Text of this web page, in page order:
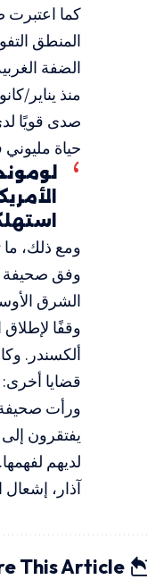
كما اعتبرت
المنطق
الضفة
منذ يناير/
صدى قويًا
حياة
ومع ذلك،
وفق صحيفة
الشرق
وقفًا
ألكسندر.
قضايا
ورأت صحيفة
يفتقرون
لديهم
آذار،
This Article